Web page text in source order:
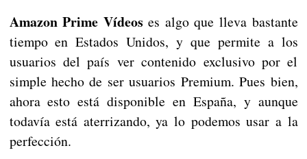
Amazon Prime Vídeos es algo que lleva bastante
tiempo en Estados Unidos, y que permite a los
usuarios del país ver contenido exclusivo por el
simple hecho de ser usuarios Premium. Pues bien,
ahora esto está disponible en España, y aunque
todavía está aterrizando, ya lo podemos usar a la
perfección.